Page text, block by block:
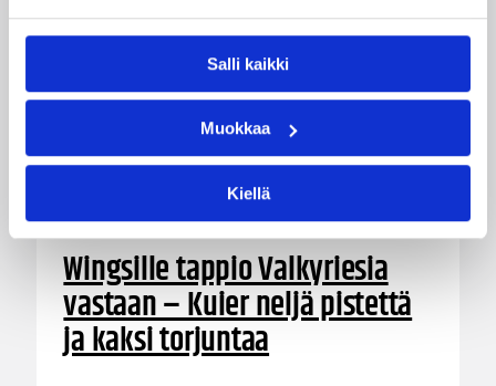
Salli kaikki
Muokkaa
Kiellä
Wingsille tappio Valkyriesia
vastaan – Kuier neljä pistettä
ja kaksi torjuntaa